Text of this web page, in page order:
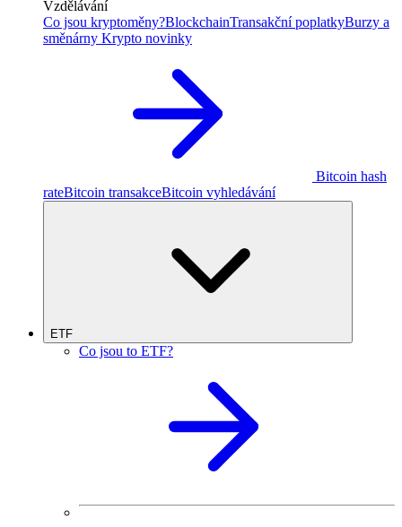
Vzdělávání
Co jsou kryptoměny?BlockchainTransakční poplatkyBurzy a
směnárny Krypto novinky
Bitcoin hash
rateBitcoin transakceBitcoin vyhledávání
ETF
Co jsou to ETF?